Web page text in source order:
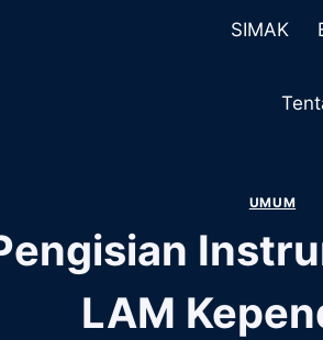
SIMAK
UMUM
LAM